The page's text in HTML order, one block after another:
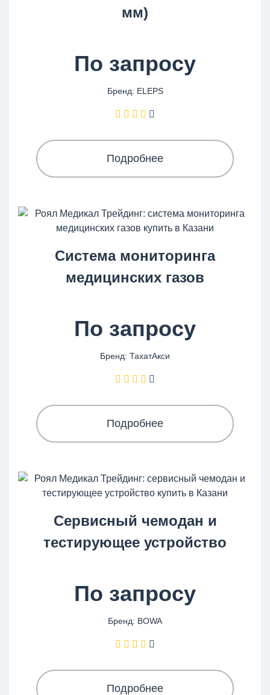
мм)
По запросу
Бренд: ELEPS
Подробнее
Система мониторинга
медицинских газов
По запросу
Бренд: ТахатАкси
Подробнее
Сервисный чемодан и
тестирующее устройство
По запросу
Бренд: BOWA
Подробнее